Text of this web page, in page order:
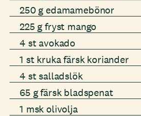
250 g edamamebönor
225 g fryst mango
4 st avokado
1 st kruka färsk koriander
4 st salladslök
65 g färsk bladspenat
1 msk olivolja